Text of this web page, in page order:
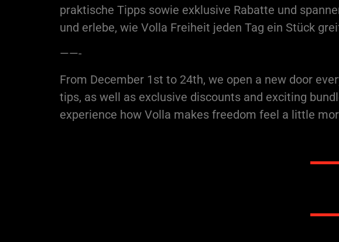
praktische Tipps sowie exklusive Rabatte und
und erlebe, wie Volla Freiheit jeden Tag ein Stück
——-
From December 1st to 24th, we open a new door
tips, as well as exclusive discounts and exciting
experience how Volla makes freedom feel a little